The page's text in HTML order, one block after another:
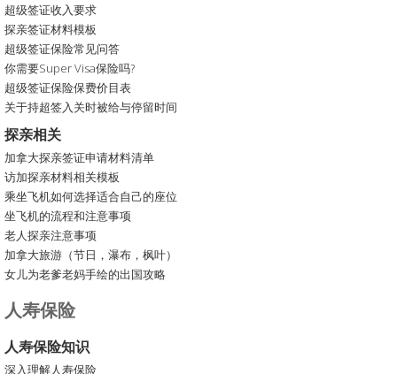
超级签证收入要求
探亲签证材料模板
超级签证保险常见问答
你需要Super Visa保险吗?
超级签证保险保费价目表
关于持超签入关时被给与停留时间
探亲相关
加拿大探亲签证申请材料清单
访加探亲材料相关模板
乘坐飞机如何选择适合自己的座位
坐飞机的流程和注意事项
老人探亲注意事项
加拿大旅游（节日，瀑布，枫叶）
女儿为老爹老妈手绘的出国攻略
人寿保险
人寿保险知识
深入理解人寿保险